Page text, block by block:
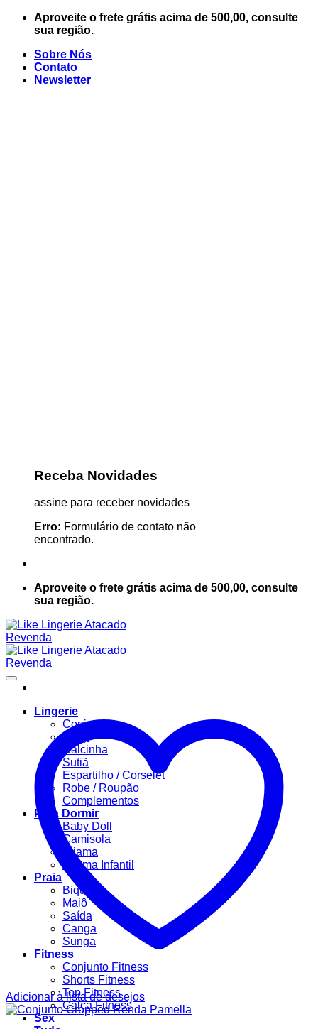
Skip
Aproveite o frete grátis acima de 500,00, consulte
sua região.
Sobre Nós
Contato
Newsletter
Receba Novidades
assine para receber novidades
Erro: Formulário de contato não
encontrado.
Aproveite o frete grátis acima de 500,00, consulte
sua região.
Lingerie
Conjuntos
Body
Calcinha
Sutiã
Espartilho / Corselet
Robe / Roupão
Complementos
Para Dormir
Baby Doll
Camisola
Pijama
Pijama Infantil
Praia
Biquíni
Maiô
Saída
Canga
Sunga
Fitness
Conjunto Fitness
Shorts Fitness
Top Fitness
Calça Fitness
Sex
Adicionar à lista de desejos